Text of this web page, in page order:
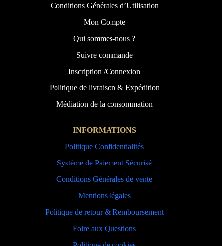
Conditions Générales d’Utilisation
Mon Compte
Qui sommes-nous ?
Suivre commande
Inscription /Connexion
Politique de livraison & Expédition
Médiation de la consommation
INFORMATIONS
Politique Confidentialités
Système de Paiement Sécurisé
Conditions Générales de vente
Mentions légales
Politique de retour & Remboursement
Foire aux Questions